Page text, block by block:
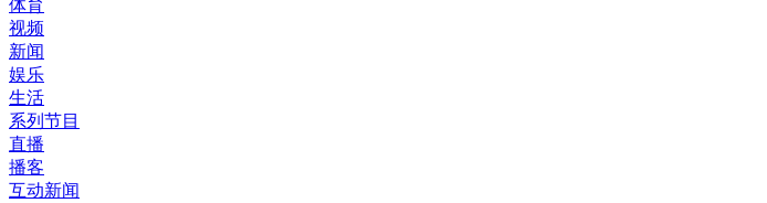
体育
视频
新闻
娱乐
生活
系列节目
直播
播客
互动新闻